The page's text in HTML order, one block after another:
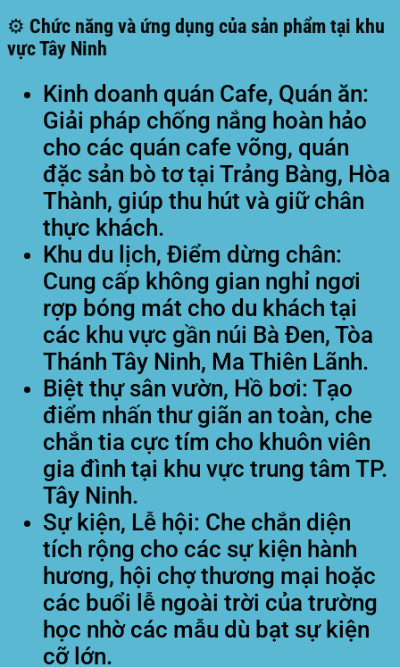
⚙️ Chức năng và ứng dụng của sản phẩm tại khu
vực Tây Ninh
Kinh doanh quán Cafe, Quán ăn:
Giải pháp chống nắng hoàn hảo
cho các quán cafe võng, quán
đặc sản bò tơ tại Trảng Bàng, Hòa
Thành, giúp thu hút và giữ chân
thực khách.
Khu du lịch, Điểm dừng chân:
Cung cấp không gian nghỉ ngơi
rợp bóng mát cho du khách tại
các khu vực gần núi Bà Đen, Tòa
Thánh Tây Ninh, Ma Thiên Lãnh.
Biệt thự sân vườn, Hồ bơi: Tạo
điểm nhấn thư giãn an toàn, che
chắn tia cực tím cho khuôn viên
gia đình tại khu vực trung tâm TP.
Tây Ninh.
Sự kiện, Lễ hội: Che chắn diện
tích rộng cho các sự kiện hành
hương, hội chợ thương mại hoặc
các buổi lễ ngoài trời của trường
học nhờ các mẫu dù bạt sự kiện
cỡ lớn.